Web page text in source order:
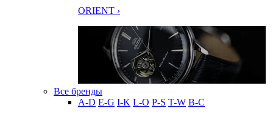
ORIENT ›
Все бренды
A-D E-G I-K L-O P-S T-W В-С